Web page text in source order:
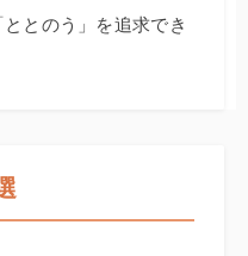
とのう」を追求でき